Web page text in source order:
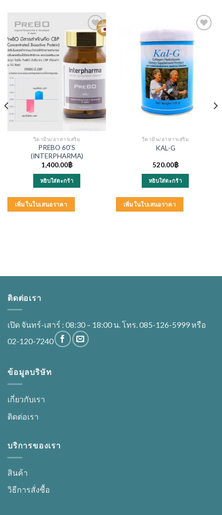
วิตามิน/อาหารเสริม
PREBO 60’S
(INTERPHARMA)
1,400.00฿
หยิบใส่ตะกร้า
เพิ่มในใบเสนอราคา
วิตามิน/อาหารเสริม
KAL-G
520.00฿
หยิบใส่ตะกร้า
เพิ่มในใบเสนอราคา
ติดต่อเรา
เปิด จันทร์-เสาร์ : 08:30 – 18:00 น. โทร. 085-126-5999 หรือ
02-120-7240
ข้อมูลบริษัท
เกี่ยวกับเรา
ติดต่อเรา
บริการของเรา
สินค้า
วิธีการสั่งซื้อ